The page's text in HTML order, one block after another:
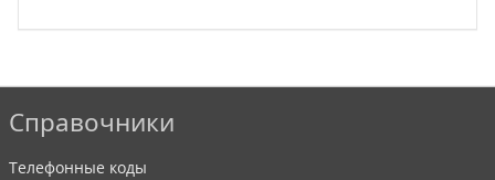
Справочники
Телефонные коды